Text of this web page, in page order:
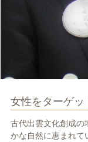
女性をターゲ
古代出雲文化創成の
かな自然に恵まれて